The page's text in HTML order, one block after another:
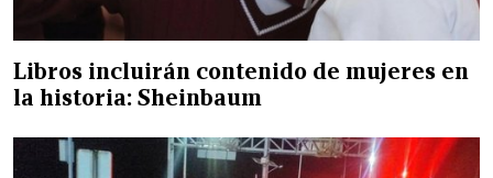
Libros incluirán contenido de mujeres en
la historia: Sheinbaum